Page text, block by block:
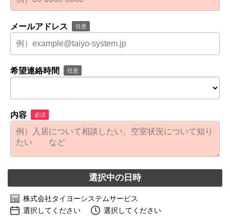
メールアドレス 任意
希望連絡時間 任意
内容 必須
選択中の日時
株式会社タイヨーシステムサービス
選択してください
選択してください